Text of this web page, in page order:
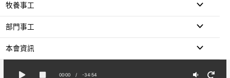
牧養事工
部門事工
本會資訊
00:00 / -34:54